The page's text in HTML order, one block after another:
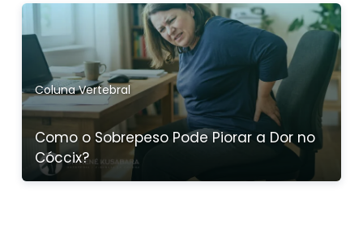
Coluna Vertebral
Como o Sobrepeso Pode Piorar a Dor no
Cóccix?